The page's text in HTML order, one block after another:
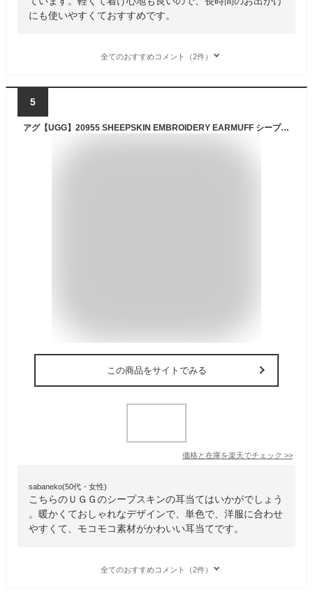
にも使いやすくておすすめです。
全てのおすすめコメント（2件）
5
アグ【UGG】20955 SHEEPSKIN EMBROIDERY EARMUFF シープスキン エンブロイダリー イヤマフ もこもこ 耳あて レディース プレゼント ギフト 防寒 冬 クリスマス あたたかい かわいい アウトドア 通勤 通学【送料無料】
この商品をサイトでみる
価格と在庫を楽天でチェック >>
sabaneko(50代・女性)
こちらのＵＧＧのシープスキンの耳当てはいかがでしょう
。暖かくておしゃれなデザインで、単色で、洋服に合わせ
やすくて、モコモコ素材がかわいい耳当てです。
全てのおすすめコメント（2件）